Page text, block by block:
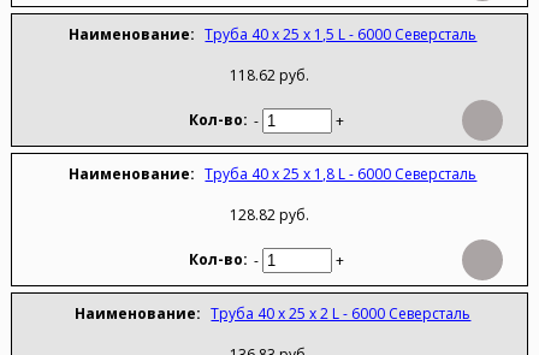
Труба 40 х 25 х 1,5 L - 6000 Северсталь
118.62 руб.
- +
Труба 40 х 25 х 1,8 L - 6000 Северсталь
128.82 руб.
- +
Труба 40 х 25 х 2 L - 6000 Северсталь